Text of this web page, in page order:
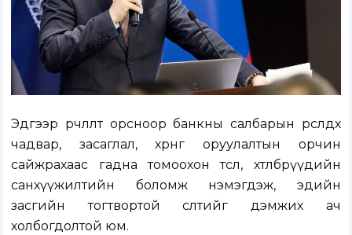
Эдгээр өөрчлөлт орсноор банкны салбарын өрсөлдөх
чадвар, засаглал, хөрөнгө оруулалтын орчин
сайжрахаас гадна томоохон төсөл, хөтөлбөрүүдийн
санхүүжилтийн боломж нэмэгдэж, эдийн
засгийн тогтвортой өсөлтийг дэмжих ач
холбогдолтой юм.